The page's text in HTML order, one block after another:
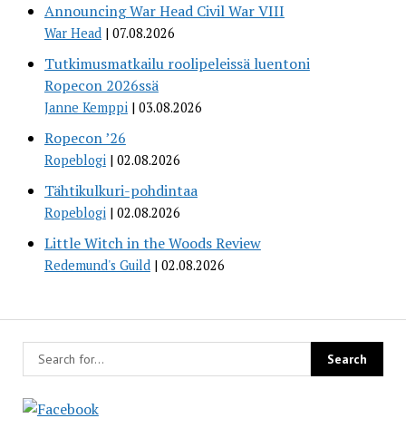
Announcing War Head Civil War VIII
War Head 07.08.2026
Tutkimusmatkailu roolipeleissä luentoni
Ropecon 2026ssä
Janne Kemppi 03.08.2026
Ropecon ’26
Ropeblogi 02.08.2026
Tähtikulkuri-pohdintaa
Ropeblogi 02.08.2026
Little Witch in the Woods Review
Redemund's Guild 02.08.2026